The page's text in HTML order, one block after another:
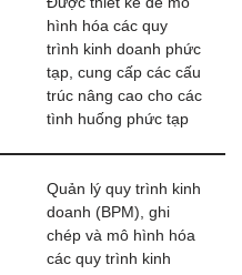
hình hóa các quy
trình kinh doanh phức
tạp, cung cấp các cấu
trúc nâng cao cho các
tình huống phức tạp
Quản lý quy trình kinh
doanh (BPM), ghi
chép và mô hình hóa
các quy trình kinh